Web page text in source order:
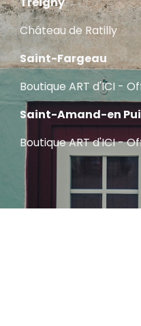
Château de Ratilly
Saint-Fargeau
Boutique ART d'ICI -
Saint-Amand-en
Boutique ART d'ICI -